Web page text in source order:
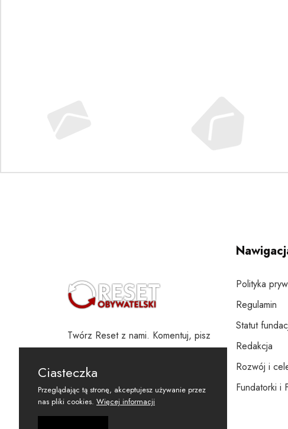
Twórz Reset z nami. Komentuj, pisz
i wspieraj
Polityka
Regulamin
Statut
Redakcja
Rozwój i
Fundatorki i
Ciasteczka
Przeglądając tą stronę, akceptujesz używanie przez
nas pliki cookies. Więcej informacji